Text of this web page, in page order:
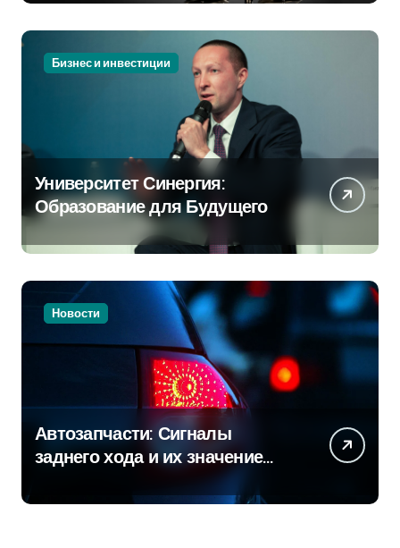
Бизнес и инвестиции
Университет Синергия:
Образование для Будущего
Новости
Автозапчасти: Сигналы
заднего хода и их значение
для безопасности на дороге